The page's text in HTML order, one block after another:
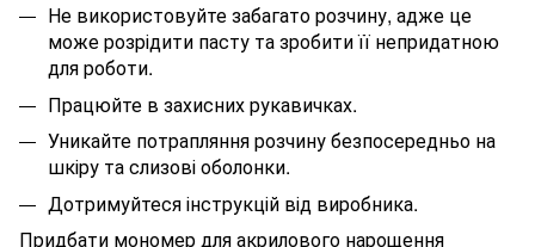
Не використовуйте забагато розчину, адже це
може розрідити пасту та зробити її непридатною
для роботи.
Працюйте в захисних рукавичках.
Уникайте потрапляння розчину безпосередньо на
шкіру та слизові оболонки.
Дотримуйтеся інструкцій від виробника.
Придбати мономер для акрилового нарощення